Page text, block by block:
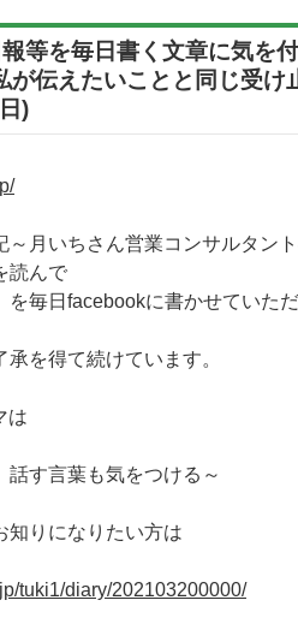
等を毎日書く文章に気を
が伝えたいことと同じ受け
)
月いちさん営業コンサルタント
読んで
毎日facebookに書かせていただ
を得て続けています。
は
話す言葉も気をつける～
知りになりたい方は
tuki1/diary/202103200000/